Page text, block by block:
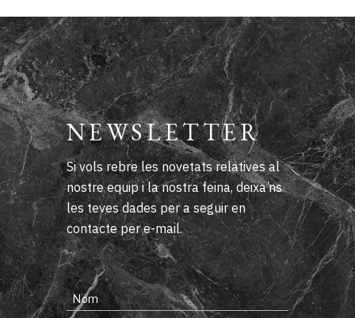
NEWSLETTER
Si vols rebre les novetats relatives al
nostre equip i la nostra feina, deixa’ns
les teves dades per a seguir en
contacte per e-mail.